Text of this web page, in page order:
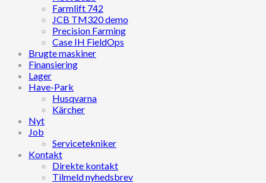
Farmlift 742
JCB TM320 demo
Precision Farming
Case IH FieldOps
Brugte maskiner
Finansiering
Lager
Have-Park
Husqvarna
Kärcher
Nyt
Job
Servicetekniker
Kontakt
Direkte kontakt
Tilmeld nyhedsbrev